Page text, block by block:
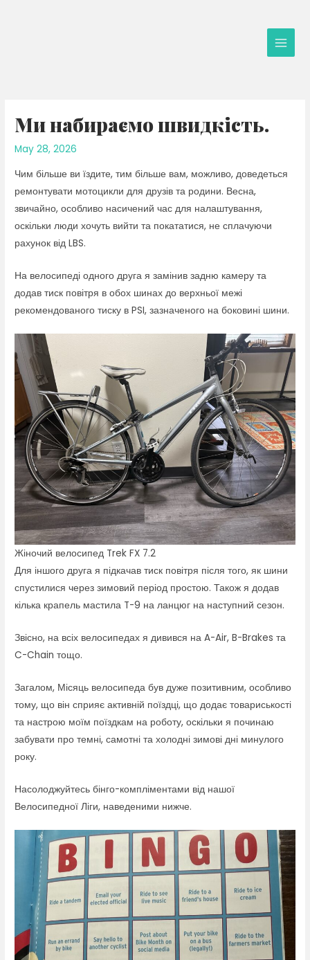
Main
Ми набираємо швидкість.
May 28, 2026
Чим більше ви їздите, тим більше вам, можливо, доведеться
ремонтувати мотоцикли для друзів та родини. Весна,
звичайно, особливо насичений час для налаштування,
оскільки люди хочуть вийти та покататися, не сплачуючи
рахунок від LBS.
На велосипеді одного друга я замінив задню камеру та
додав тиск повітря в обох шинах до верхньої межі
рекомендованого тиску в PSI, зазначеного на боковині шини.
Жіночий велосипед Trek FX 7.2
Для іншого друга я підкачав тиск повітря після того, як шини
спустилися через зимовий період простою. Також я додав
кілька крапель мастила T-9 на ланцюг на наступний сезон.
Звісно, на всіх велосипедах я дивився на A-Air, B-Brakes та
C-Chain тощо.
Загалом, Місяць велосипеда був дуже позитивним, особливо
тому, що він сприяє активній поїздці, що додає товариськості
та настрою моїм поїздкам на роботу, оскільки я починаю
забувати про темні, самотні та холодні зимові дні минулого
року.
Насолоджуйтесь бінго-компліментами від нашої
Велосипедної Ліги, наведеними нижче.